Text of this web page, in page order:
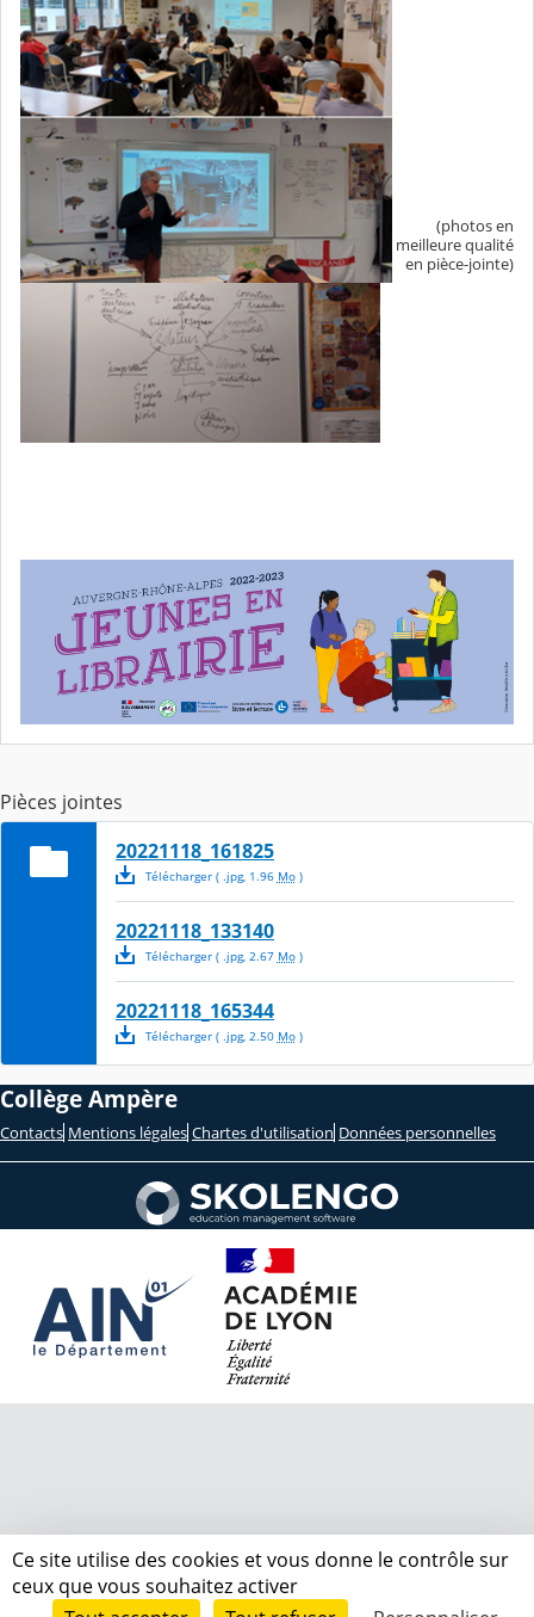
(photos en
meilleure qualité
en pièce-jointe)
Pièces jointes
20221118_161825
Télécharger( .jpg, 1.96 Mo)
20221118_133140
Télécharger( .jpg, 2.67 Mo)
20221118_165344
Télécharger( .jpg, 2.50 Mo)
Collège Ampère
Contacts Mentions légales Chartes d'utilisation Données personnelles
Ce site utilise des cookies et vous donne le contrôle sur
ceux que vous souhaitez activer